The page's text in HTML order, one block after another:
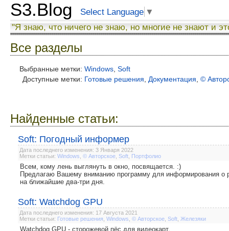
S3.Blog Select Language ▼
"Я знаю, что ничего не знаю, но многие не знают и
Все разделы
Выбранные метки: Windows Soft
Доступные метки: Готовые решения Документация ©
Найденные статьи:
Soft: Погодный информер
Дата последнего изменения: 3 Января 2022
Метки статьи: Windows © Авторское Soft Портфолио
Всем, кому лень выглянуть в окно, посвящается. :)
Предлагаю Вашему вниманию программу для информирования о
на ближайшие два-три дня.
Soft: Watchdog GPU
Дата последнего изменения: 17 Августа 2021
Метки статьи: Готовые решения Windows © Авторское Soft Железяки
Watchdog GPU - сторожевой пёс для видеокарт.